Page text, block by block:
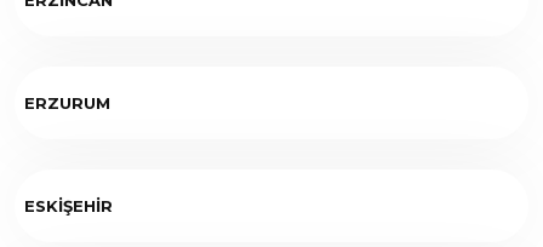
ERZURUM
ESKİŞEHİR